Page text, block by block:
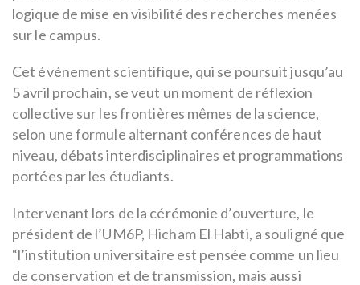
logique de mise en visibilité des recherches menées
sur le campus.
Cet événement scientifique, qui se poursuit jusqu’au
5 avril prochain, se veut un moment de réflexion
collective sur les frontières mêmes de la science,
selon une formule alternant conférences de haut
niveau, débats interdisciplinaires et programmations
portées par les étudiants.
Intervenant lors de la cérémonie d’ouverture, le
président de l’UM6P, Hicham El Habti, a souligné que
“l’institution universitaire est pensée comme un lieu
de conservation et de transmission, mais aussi